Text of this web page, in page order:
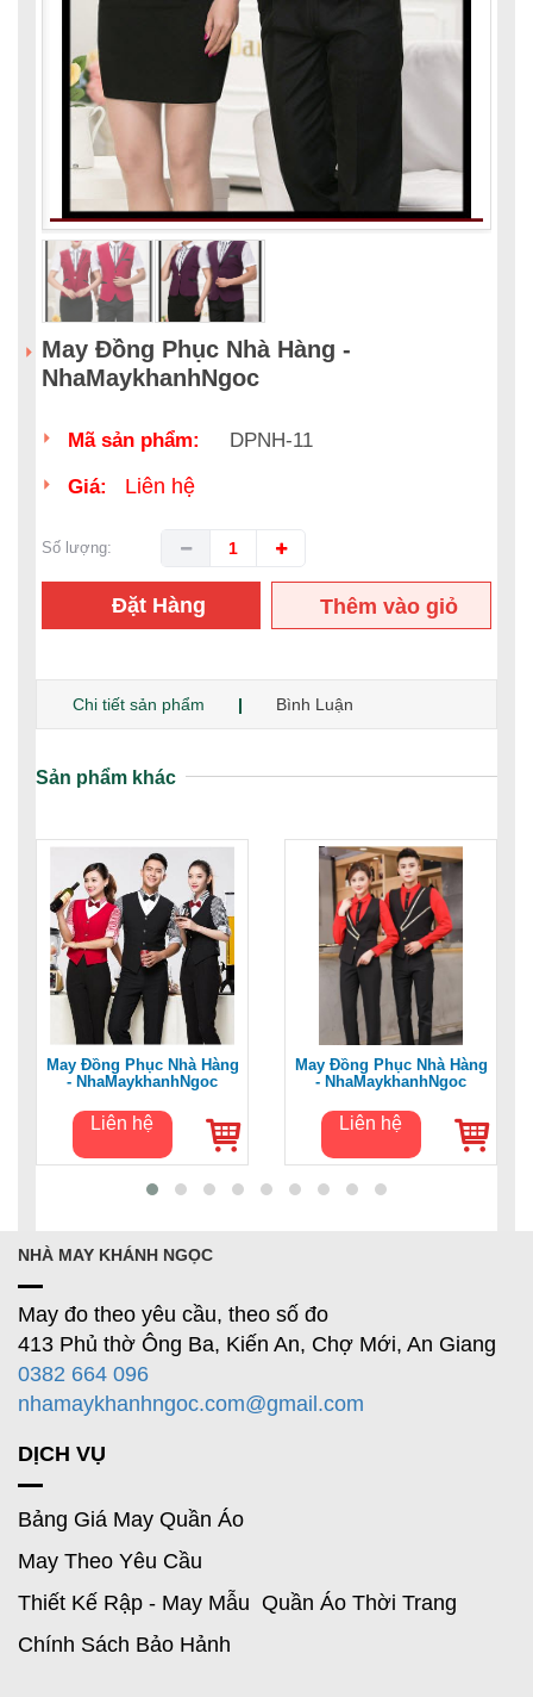
May Đồng Phục Nhà Hàng -
NhaMaykhanhNgoc
Mã sản phẩm: DPNH-11
Giá: Liên hệ
Số lượng:
Đặt Hàng
Thêm vào giỏ
Chi tiết sản phẩm Bình Luận
Sản phẩm khác
May Đồng Phục Nhà Hàng
- NhaMaykhanhNgoc
Liên hệ
May Đồng Phục Nhà Hàng
- NhaMaykhanhNgoc
Liên hệ
NHÀ MAY KHÁNH NGỌC
May đo theo yêu cầu, theo số đo
413 Phủ thờ Ông Ba, Kiến An, Chợ Mới, An Giang
0382 664 096
nhamaykhanhngoc.com@gmail.com
DỊCH VỤ
Bảng Giá May Quần Áo
May Theo Yêu Cầu
Thiết Kế Rập - May Mẫu Quần Áo Thời Trang
Chính Sách Bảo Hảnh